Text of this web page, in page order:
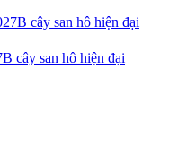
cây san hô hiện đại